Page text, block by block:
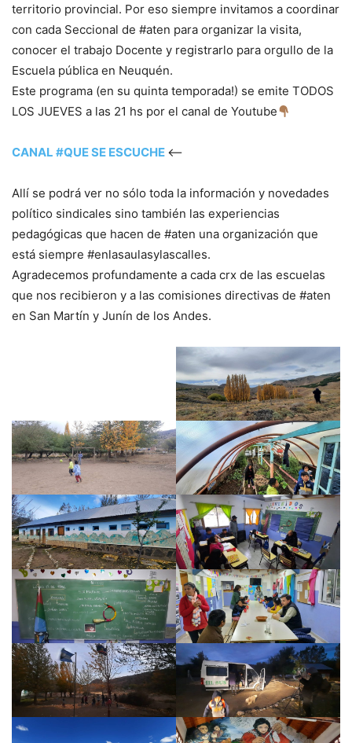
territorio provincial. Por eso siempre invitamos a coordinar
con cada Seccional de #aten para organizar la visita,
conocer el trabajo Docente y registrarlo para orgullo de la
Escuela pública en Neuquén.
Este programa (en su quinta temporada!) se emite TODOS
LOS JUEVES a las 21 hs por el canal de Youtube
CANAL #QUE SE ESCUCHE <–
Allí se podrá ver no sólo toda la información y novedades
político sindicales sino también las experiencias
pedagógicas que hacen de #aten una organización que
está siempre #enlasaulasylascalles.
Agradecemos profundamente a cada crx de las escuelas
que nos recibieron y a las comisiones directivas de #aten
en San Martín y Junín de los Andes.